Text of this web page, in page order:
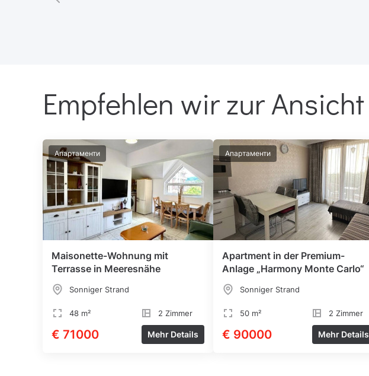
Empfehlen wir zur Ansicht
Апартаменти
Maisonette-Wohnung mit
Terrasse in Meeresnähe
Sonniger Strand
48 m² 2 Zimmer
€ 71000 Mehr Details
Апартаменти
Apartment in der Premium-
Anlage „Harmony Monte Carlo“
Sonniger Strand
50 m² 2 Zimmer
€ 90000 Mehr Details